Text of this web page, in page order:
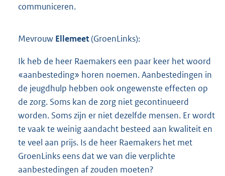
communiceren.
Mevrouw Ellemeet(GroenLinks):
Ik heb de heer Raemakers een paar keer het woord
«aanbesteding» horen noemen. Aanbestedingen in
de jeugdhulp hebben ook ongewenste effecten op
de zorg. Soms kan de zorg niet gecontinueerd
worden. Soms zijn er niet dezelfde mensen. Er wordt
te vaak te weinig aandacht besteed aan kwaliteit en
te veel aan prijs. Is de heer Raemakers het met
GroenLinks eens dat we van die verplichte
aanbestedingen af zouden moeten?